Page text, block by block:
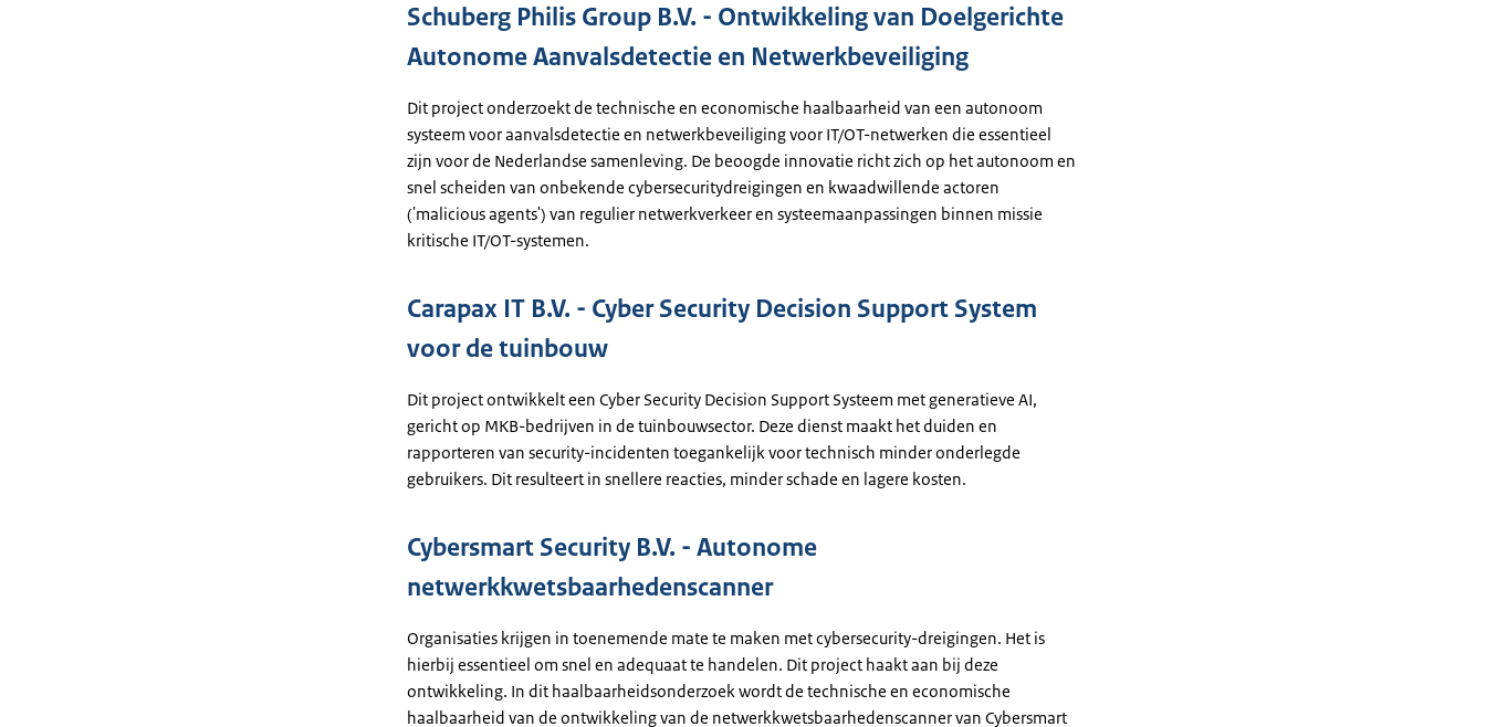
Schuberg Philis Group B.V. - Ontwikkeling van Doelgerichte
Autonome Aanvalsdetectie en Netwerkbeveiliging
Dit project onderzoekt de technische en economische haalbaarheid van een autonoom
systeem voor aanvalsdetectie en netwerkbeveiliging voor IT/OT-netwerken die essentieel
zijn voor de Nederlandse samenleving. De beoogde innovatie richt zich op het autonoom en
snel scheiden van onbekende cybersecuritydreigingen en kwaadwillende actoren
('malicious agents') van regulier netwerkverkeer en systeemaanpassingen binnen missie
kritische IT/OT-systemen.
Carapax IT B.V. - Cyber Security Decision Support System
voor de tuinbouw
Dit project ontwikkelt een Cyber Security Decision Support Systeem met generatieve AI,
gericht op MKB-bedrijven in de tuinbouwsector. Deze dienst maakt het duiden en
rapporteren van security-incidenten toegankelijk voor technisch minder onderlegde
gebruikers. Dit resulteert in snellere reacties, minder schade en lagere kosten.
Cybersmart Security B.V. - Autonome
netwerkkwetsbaarhedenscanner
Organisaties krijgen in toenemende mate te maken met cybersecurity-dreigingen. Het is
hierbij essentieel om snel en adequaat te handelen. Dit project haakt aan bij deze
ontwikkeling. In dit haalbaarheidsonderzoek wordt de technische en economische
haalbaarheid van de ontwikkeling van de netwerkkwetsbaarhedenscanner van Cybersmart